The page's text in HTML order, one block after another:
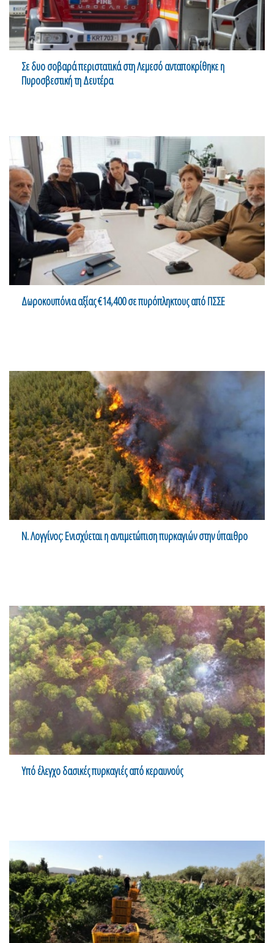
Σε δυο σοβαρά περιστατικά στη Λεμεσό ανταποκρίθηκε η
Πυροσβεστική τη Δευτέρα
Δωροκουπόνια αξίας €14,400 σε πυρόπληκτους από ΠΣΣΕ
Ν. Λογγίνος: Ενισχύεται η αντιμετώπιση πυρκαγιών στην ύπαιθρο
Υπό έλεγχο δασικές πυρκαγιές από κεραυνούς